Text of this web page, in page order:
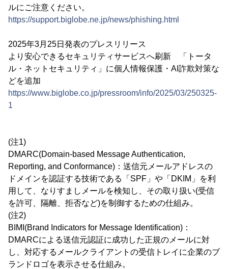
ルにご注意ください。
https://support.biglobe.ne.jp/news/phishing.html
2025年3月25日発表のプレスリリース
より安心できるセキュリティサービスへ刷新 「トータ
ル・ネットセキュリティ」に個人情報保護・AI詐欺対策な
どを追加
https://www.biglobe.co.jp/pressroom/info/2025/03/250325-
1
(注1)
DMARC(Domain-based Message Authentication,
Reporting, and Conformance)：送信元メールアドレスの
ドメインを認証する技術である「SPF」や「DKIM」を利
用して、なりすましメールを検知し、その取り扱い(受信
を許可、隔離、拒否など)を制御するための仕組み。
(注2)
BIMI(Brand Indicators for Message Identification)：
DMARCによる送信元認証に成功した正規のメールに対
し、対応するメールクライアントの受信トレイに企業のブ
ランドロゴを表示させる仕組み。